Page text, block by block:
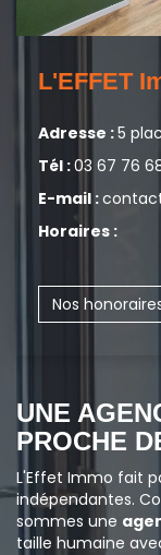
L'EFFET
Adresse :5
Tél :03 67 76
E-mail :
Horaires :
Nos
UNE
PROCHE
L'Effet Immo fait
indépendantes.
sommes une
taille humaine